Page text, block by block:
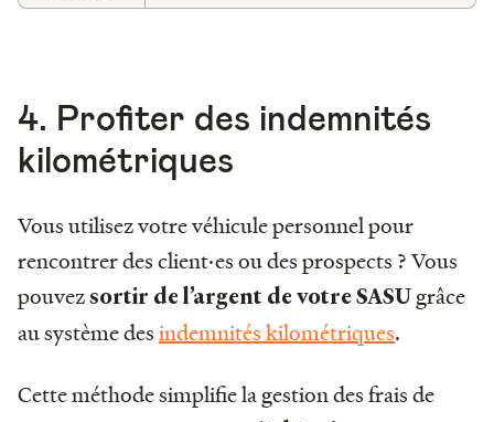
4. Profiter des indemnités
kilométriques
Vous utilisez votre véhicule personnel pour
rencontrer des client·es ou des prospects ? Vous
pouvezsortir de l’argent de votre SASU grâce
au système desindemnités kilométriques.
Cette méthode simplifie la gestion des frais de